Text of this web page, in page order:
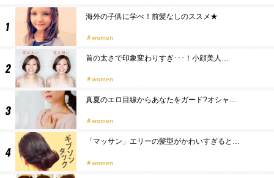
海外の子供に学べ！前髪なしのススメ★
women
首の太さで印象変わりすぎ･･･！小顔美人…
women
真夏のエロ目線からあなたをガード?オシャ…
women
「マッサン」エリーの髪型がかわいすぎると…
women